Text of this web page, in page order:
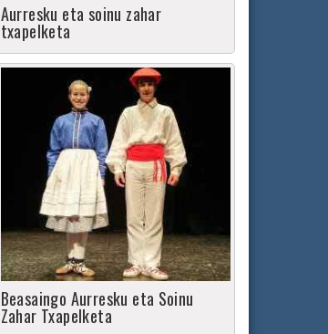
Aurresku eta soinu zahar
txapelketa
Beasaingo Aurresku eta Soinu
Zahar Txapelketa